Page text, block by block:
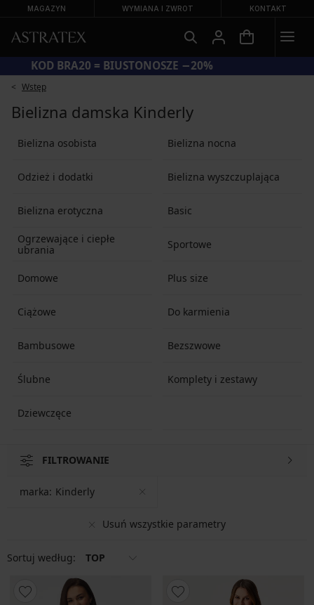
MAGAZYN WYMIANA I ZWROT KONTAKT
KOD BRA20 = BIUSTONOSZE −20%
Wstęp
Bielizna damska Kinderly
Bielizna osobista Bielizna nocna
Odzież i dodatki Bielizna wyszczuplająca
Bielizna erotyczna Basic
Ogrzewające i ciepłe
ubrania
Sportowe
Domowe Plus size
Ciążowe Do karmienia
Bambusowe Bezszwowe
Ślubne Komplety i zestawy
Dziewczęce
FILTROWANIE
Usuń wszystkie parametry
marka: Kinderly
Sortuj według: TOP